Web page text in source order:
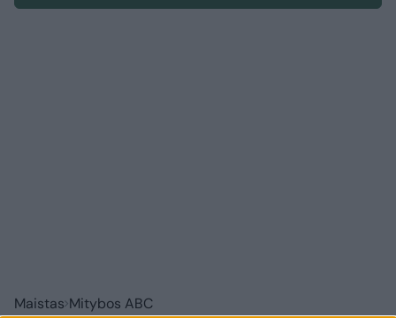
Maistas Mitybos ABC